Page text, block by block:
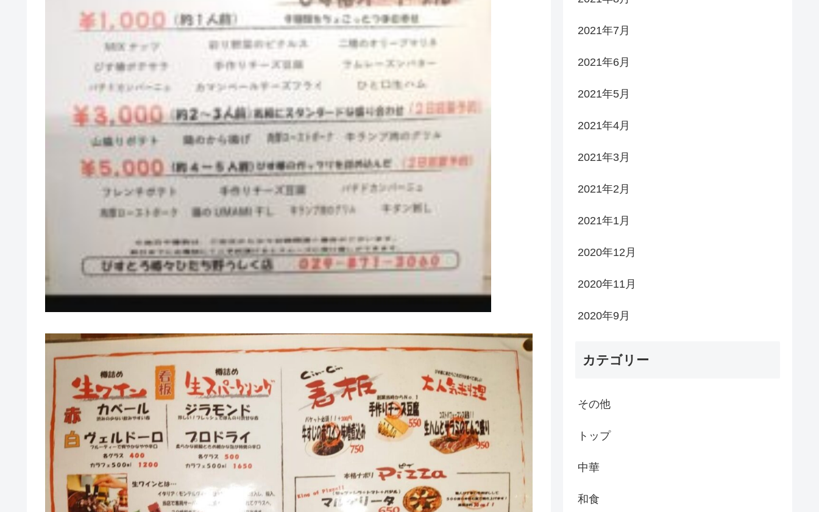
2021年7月
2021年6月
2021年5月
2021年4月
2021年3月
2021年2月
2021年1月
2020年12月
2020年11月
2020年9月
カテゴリー
その他
トップ
中華
和食